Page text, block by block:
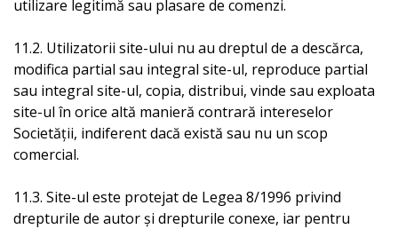
utilizare legitimă sau plasare de comenzi.
11.2. Utilizatorii site-ului nu au dreptul de a descărca,
modifica partial sau integral site-ul, reproduce partial
sau integral site-ul, copia, distribui, vinde sau exploata
site-ul în orice altă manieră contrară intereselor
Societății, indiferent dacă există sau nu un scop
comercial.
11.3. Site-ul este protejat de Legea 8/1996 privind
drepturile de autor și drepturile conexe, iar pentru